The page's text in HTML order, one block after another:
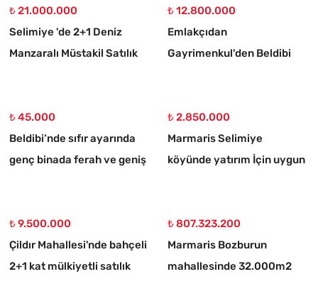
₺ 21.000.000
Selimiye 'de 2+1 Deniz
Manzaralı Müstakil Satılık
₺ 12.800.000
Emlakçıdan
Gayrimenkul'den Beldibi
₺ 45.000
Beldibi’nde sıfır ayarında
genç binada ferah ve geniş
₺ 2.850.000
Marmaris Selimiye
köyünde yatırım İçin uygun
₺ 9.500.000
Çildır Mahallesi'nde bahçeli
2+1 kat mülkiyetli satılık
₺ 807.323.200
Marmaris Bozburun
mahallesinde 32.000m2